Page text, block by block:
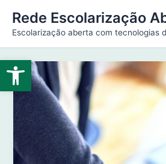
Abrir a barra de
para
conteúdo
Rede Escolarização
Escolarização aberta com tecnologias